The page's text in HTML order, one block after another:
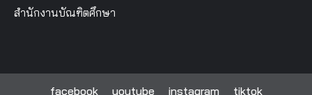
สำนักงานบัณฑิตศึกษา
facebook youtube instagram tiktok